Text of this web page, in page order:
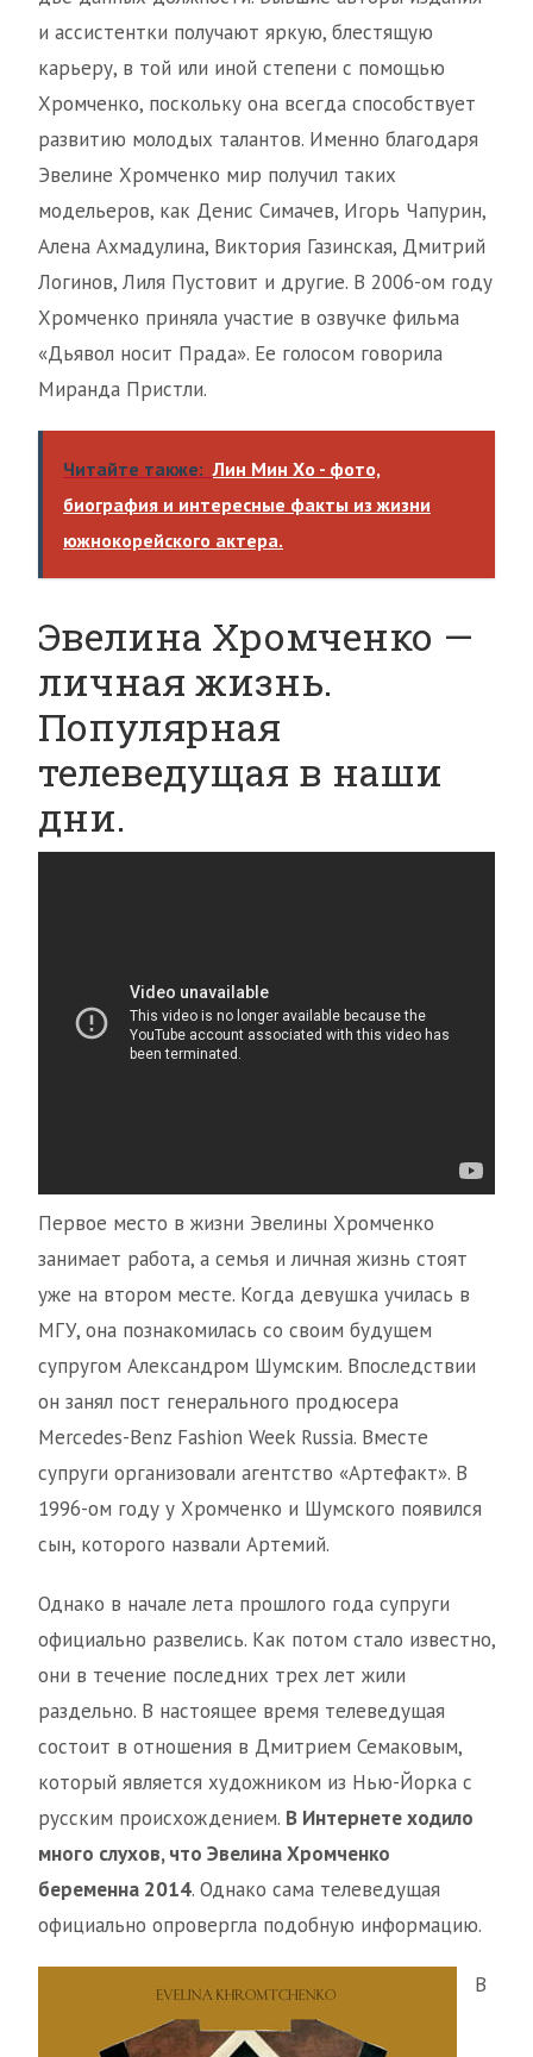
и ассистентки получают яркую, блестящую
карьеру, в той или иной степени с помощью
Хромченко, поскольку она всегда способствует
развитию молодых талантов. Именно благодаря
Эвелине Хромченко мир получил таких
модельеров, как Денис Симачев, Игорь Чапурин,
Алена Ахмадулина, Виктория Газинская, Дмитрий
Логинов, Лиля Пустовит и другие. В 2006-ом году
Хромченко приняла участие в озвучке фильма
«Дьявол носит Прада». Ее голосом говорила
Миранда Пристли.
Читайте также: Лин Мин Хо - фото,
биография и интересные факты из жизни
южнокорейского актера.
Эвелина Хромченко —
личная жизнь.
Популярная
телеведущая в наши
дни.
Первое место в жизни Эвелины Хромченко
занимает работа, а семья и личная жизнь стоят
уже на втором месте. Когда девушка училась в
МГУ, она познакомилась со своим будущем
супругом Александром Шумским. Впоследствии
он занял пост генерального продюсера
Mercedes-Benz Fashion Week Russia. Вместе
супруги организовали агентство «Артефакт». В
1996-ом году у Хромченко и Шумского появился
сын, которого назвали Артемий.
Однако в начале лета прошлого года супруги
официально развелись. Как потом стало известно,
они в течение последних трех лет жили
раздельно. В настоящее время телеведущая
состоит в отношения в Дмитрием Семаковым,
который является художником из Нью-Йорка с
русским происхождением. В Интернете ходило
много слухов, что Эвелина Хромченко
беременна 2014. Однако сама телеведущая
официально опровергла подобную информацию.
В